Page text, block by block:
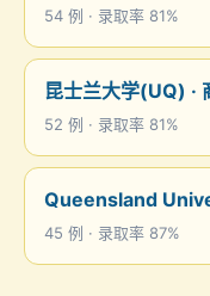
54 例 · 录取率 81%
昆士兰大学(UQ) ·
52 例 · 录取率 81%
Queensland
45 例 · 录取率 87%